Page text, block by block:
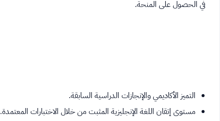
في الحصول على المنحة.
التميز الأكاديمي والإنجازات الدراسية السابقة.
مستوى إتقان اللغة الإنجليزية المثبت من خلال الاختبارات المعتمدة.